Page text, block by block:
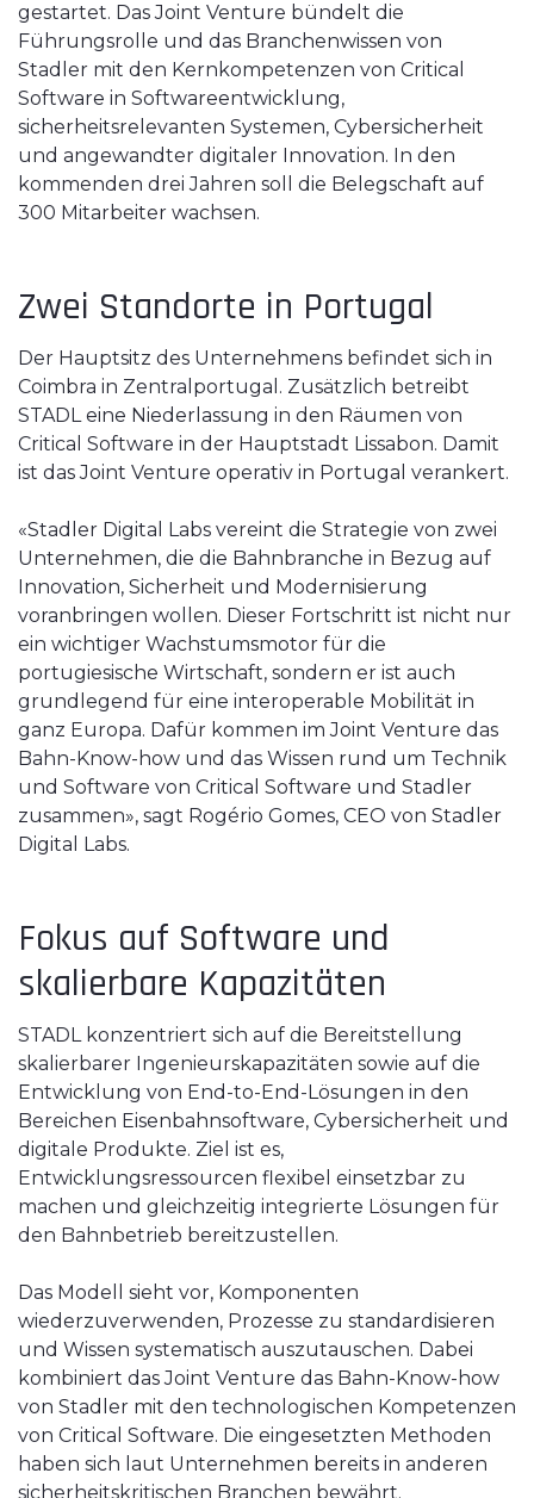
gestartet. Das Joint Venture bündelt die
Führungsrolle und das Branchenwissen von
Stadler mit den Kernkompetenzen von Critical
Software in Softwareentwicklung,
sicherheitsrelevanten Systemen, Cybersicherheit
und angewandter digitaler Innovation. In den
kommenden drei Jahren soll die Belegschaft auf
300 Mitarbeiter wachsen.
Zwei Standorte in Portugal
Der Hauptsitz des Unternehmens befindet sich in
Coimbra in Zentralportugal. Zusätzlich betreibt
STADL eine Niederlassung in den Räumen von
Critical Software in der Hauptstadt Lissabon. Damit
ist das Joint Venture operativ in Portugal verankert.
«Stadler Digital Labs vereint die Strategie von zwei
Unternehmen, die die Bahnbranche in Bezug auf
Innovation, Sicherheit und Modernisierung
voranbringen wollen. Dieser Fortschritt ist nicht nur
ein wichtiger Wachstumsmotor für die
portugiesische Wirtschaft, sondern er ist auch
grundlegend für eine interoperable Mobilität in
ganz Europa. Dafür kommen im Joint Venture das
Bahn-Know-how und das Wissen rund um Technik
und Software von Critical Software und Stadler
zusammen», sagt Rogério Gomes, CEO von Stadler
Digital Labs.
Fokus auf Software und
skalierbare Kapazitäten
STADL konzentriert sich auf die Bereitstellung
skalierbarer Ingenieurskapazitäten sowie auf die
Entwicklung von End-to-End-Lösungen in den
Bereichen Eisenbahnsoftware, Cybersicherheit und
digitale Produkte. Ziel ist es,
Entwicklungsressourcen flexibel einsetzbar zu
machen und gleichzeitig integrierte Lösungen für
den Bahnbetrieb bereitzustellen.
Das Modell sieht vor, Komponenten
wiederzuverwenden, Prozesse zu standardisieren
und Wissen systematisch auszutauschen. Dabei
kombiniert das Joint Venture das Bahn-Know-how
von Stadler mit den technologischen Kompetenzen
von Critical Software. Die eingesetzten Methoden
haben sich laut Unternehmen bereits in anderen
sicherheitskritischen Branchen bewährt.